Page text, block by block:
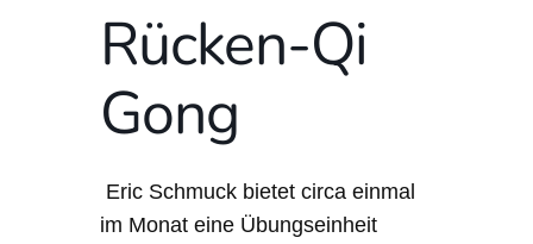
Rücken-Qi
Gong
Eric Schmuck bietet circa einmal
im Monat eine Übungseinheit